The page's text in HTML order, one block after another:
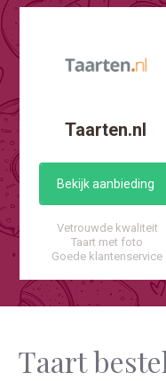
Taarten.nl
Bekijk aanbieding
Vetrouwde kwaliteit
Taart met foto
Goede klantenservice
Taart